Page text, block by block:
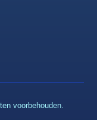
voorbehouden.